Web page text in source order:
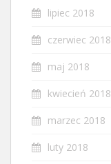
lipiec 2018
czerwiec 2018
maj 2018
kwiecień 2018
marzec 2018
luty 2018